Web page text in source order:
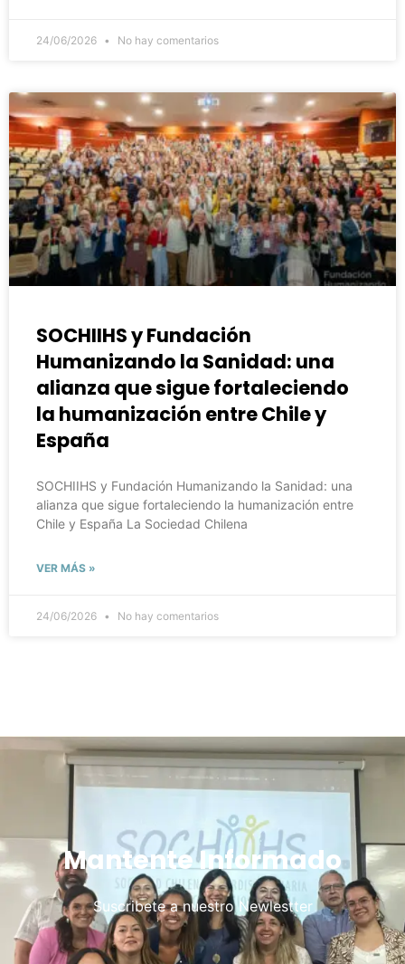
24/06/2026 No hay comentarios
SOCHIIHS y Fundación
Humanizando la Sanidad: una
alianza que sigue fortaleciendo
la humanización entre Chile y
España
SOCHIIHS y Fundación Humanizando la Sanidad: una
alianza que sigue fortaleciendo la humanización entre
Chile y España La Sociedad Chilena
VER MÁS »
24/06/2026 No hay comentarios
Mantente Informado
Suscribete a nuestro Newlestter